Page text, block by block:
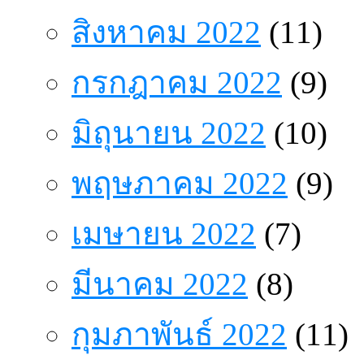
สิงหาคม 2022 (11)
กรกฎาคม 2022 (9)
มิถุนายน 2022 (10)
พฤษภาคม 2022 (9)
เมษายน 2022 (7)
มีนาคม 2022 (8)
กุมภาพันธ์ 2022 (11)